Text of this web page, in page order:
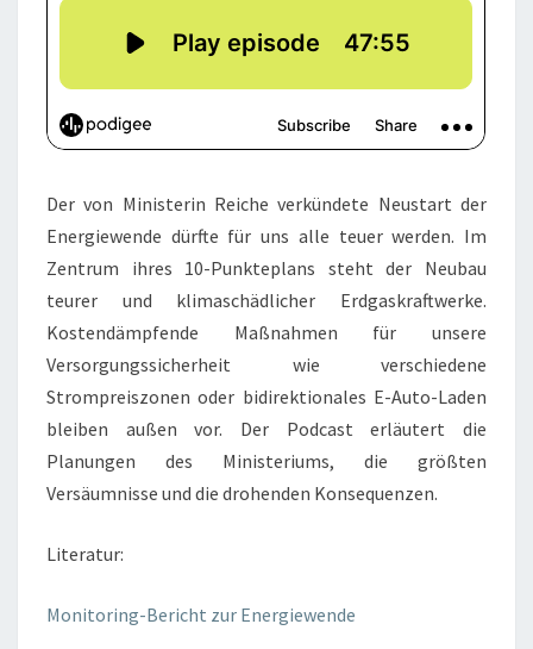
Der von Ministerin Reiche verkündete Neustart der
Energiewende dürfte für uns alle teuer werden. Im
Zentrum ihres 10-Punkteplans steht der Neubau
teurer und klimaschädlicher Erdgaskraftwerke.
Kostendämpfende Maßnahmen für unsere
Versorgungssicherheit wie verschiedene
Strompreiszonen oder bidirektionales E-Auto-Laden
bleiben außen vor. Der Podcast erläutert die
Planungen des Ministeriums, die größten
Versäumnisse und die drohenden Konsequenzen.
Literatur:
Monitoring-Bericht zur Energiewende